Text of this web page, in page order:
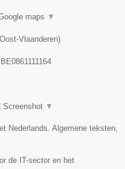
maps ▼
Oost-Vlaanderen)
BE0861111164
| Screenshot ▼
Nederlands. Algemene teksten,
de IT-sector en het